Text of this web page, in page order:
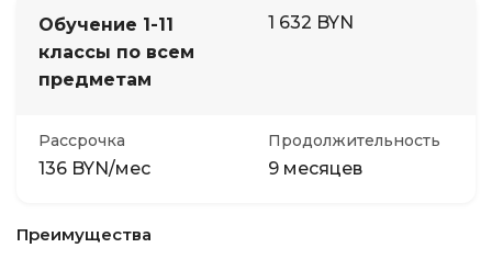
Обучение 1-11
классы по всем
предметам
1 632 BYN
Рассрочка
136 BYN/мес
Продолжительность
9 месяцев
Преимущества